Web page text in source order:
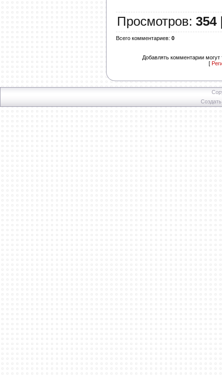
Просмотров: 354
Всего комментариев: 0
Добавлять комментарии могут
[